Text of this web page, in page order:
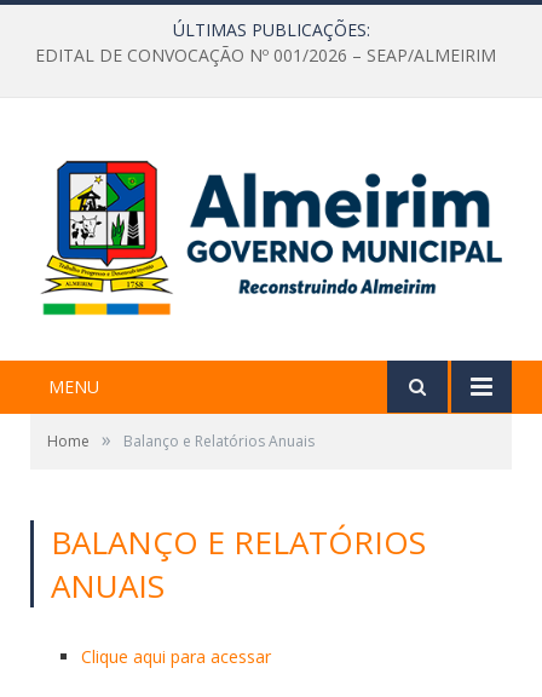
ÚLTIMAS PUBLICAÇÕES:
EDITAL DE CONVOCAÇÃO Nº 001/2026 – SEAP/ALMEIRIM
MENU
Home » Balanço e Relatórios Anuais
BALANÇO E RELATÓRIOS
ANUAIS
Clique aqui para acessar